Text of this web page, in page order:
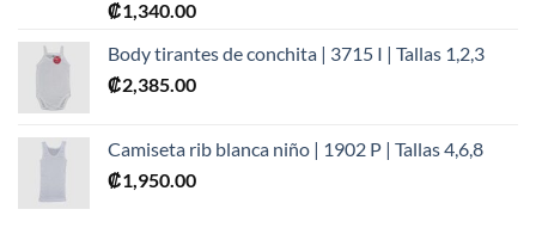
₡1,340.00
Body tirantes de conchita | 3715 I | Tallas 1,2,3
₡2,385.00
Camiseta rib blanca niño | 1902 P | Tallas 4,6,8
₡1,950.00